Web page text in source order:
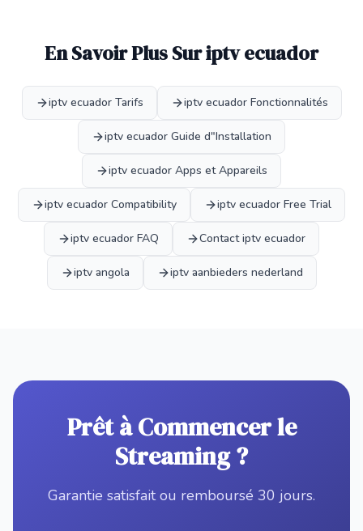
En Savoir Plus Sur iptv ecuador
iptv ecuador Tarifs iptv ecuador Fonctionnalités
iptv ecuador Guide d"Installation
iptv ecuador Apps et Appareils
iptv ecuador Compatibility iptv ecuador Free Trial
iptv ecuador FAQ Contact iptv ecuador
iptv angola iptv aanbieders nederland
Prêt à Commencer le
Streaming ?
Garantie satisfait ou remboursé 30 jours.